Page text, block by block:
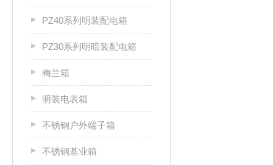
PZ40系列明装配电箱
PZ30系列明暗装配电箱
梅兰箱
明装电表箱
不锈钢户外端子箱
不锈钢基业箱